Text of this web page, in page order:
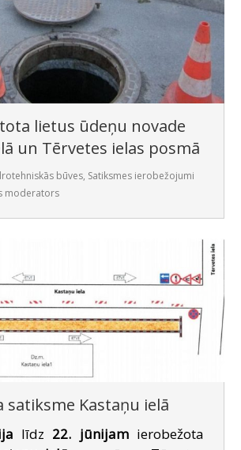
lietus ūdeņu novade
un Tērvetes ielas posmā
būves, Satiksmes ierobežojumi
moderators
satiksme Kastaņu ielā
līdz 22. jūnijamierobežota